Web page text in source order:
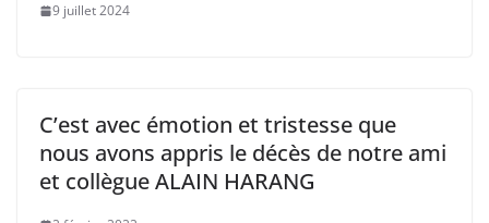
9 juillet 2024
C’est avec émotion et tristesse que
nous avons appris le décès de notre ami
et collègue ALAIN HARANG